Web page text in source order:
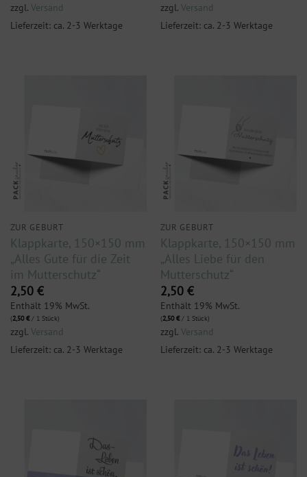
zzgl. Versand
Lieferzeit: ca. 2-3 Werktage
zzgl. Versand
Lieferzeit: ca. 2-3 Werktage
ZUR GEBURT
Klappkarte, 150×150 mm
„Alles Gute für die Zeit
im Mutterschutz“
2,50 €
Enthält 19% MwSt.
(2,50€/ 1 Stück)
zzgl. Versand
Lieferzeit: ca. 2-3 Werktage
ZUR GEBURT
Klappkarte, 150×150 mm
„Alles Liebe für den
Mutterschutz“
2,50 €
Enthält 19% MwSt.
(2,50€/ 1 Stück)
zzgl. Versand
Lieferzeit: ca. 2-3 Werktage